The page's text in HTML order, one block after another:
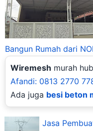
Bangun Rumah dari
Wiremesh murah
Afandi: 0813 2770
Ada juga besi beton
Jasa